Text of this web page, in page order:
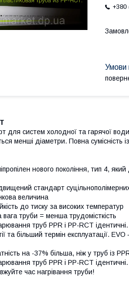
+380
для систем холодної та гарячої
менші діаметри. Повна
нового покоління, тип 4,
стандарт
величина
до тиску за високих температур
труби = менша трудомісткість
труб PPR і PP-RCT ідентичні.
та більший термін експлуатації.
на -37% більша, ніж у труб із
труб PPR і PP-RCT ідентичні.
час нагрівання труби!